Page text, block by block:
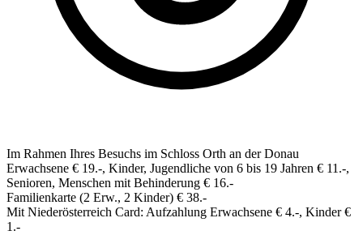
Im Rahmen Ihres Besuchs im Schloss Orth an der Donau
Erwachsene € 19.-, Kinder, Jugendliche von 6 bis 19 Jahren € 11.-,
Senioren, Menschen mit Behinderung € 16.-
Familienkarte (2 Erw., 2 Kinder) € 38.-
Mit Niederösterreich Card: Aufzahlung Erwachsene € 4.-, Kinder €
1.-